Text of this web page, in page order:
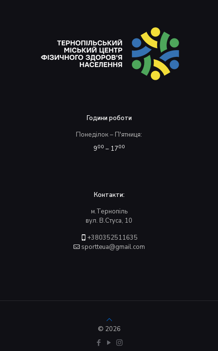
Години роботи
Понеділок – П'ятниця:
900 – 1700
Контакти:
м.Тернопіль
вул. В.Стуса, 10
+380352511635
sportteua@gmail.com
© 2026